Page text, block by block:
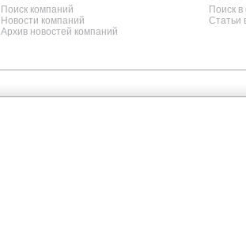
Поиск компаний
Новости компаний
Архив новостей компаний
Поиск в
Статьи